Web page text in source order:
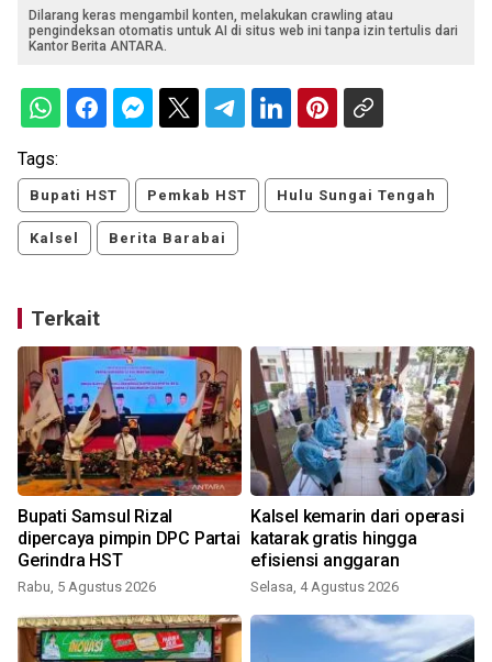
Dilarang keras mengambil konten, melakukan crawling atau
pengindeksan otomatis untuk AI di situs web ini tanpa izin tertulis dari
Kantor Berita ANTARA.
Tags:
Bupati HST Pemkab HST Hulu Sungai Tengah
Kalsel Berita Barabai
Terkait
Bupati Samsul Rizal
dipercaya pimpin DPC Partai
Gerindra HST
Rabu, 5 Agustus 2026
Kalsel kemarin dari operasi
katarak gratis hingga
efisiensi anggaran
Selasa, 4 Agustus 2026